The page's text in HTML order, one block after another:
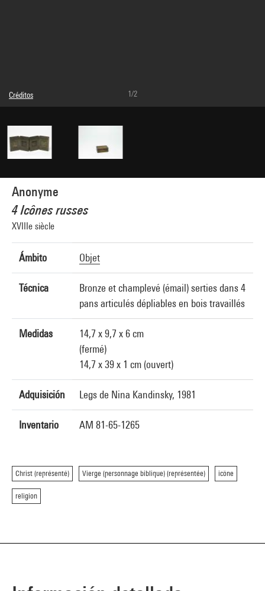
Anonyme
4 Icônes russes
XVIIIe siècle
Ámbito Objet
Técnica
Bronze et champlevé (émail) serties dans 4
pans articulés dépliables en bois travaillés
Medidas
14,7 x 9,7 x 6 cm
(fermé)
14,7 x 39 x 1 cm (ouvert)
Adquisición Legs de Nina Kandinsky, 1981
Inventario AM 81-65-1265
Christ (représenté) Vierge (personnage biblique) (représentée) icône
religion
Créditos
© droits réservés
Referencia de la imagen : 4N70690
Difusión de la imagen :
GrandPalaisRmnPhoto
1/2